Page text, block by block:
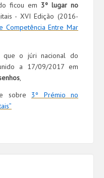
ficou em 3º lugar no
- XVI Edição (2016-
Competência Entre Mar
o júri nacional do
a 17/09/2017 em
,
sobre 3º Prémio no